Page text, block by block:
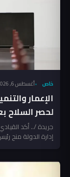
خاص أغسطس 6, 2026
الإعمار
لحصر السلاح
المخالفين!
جريدة /.. أكد
إدارة الدولة منح